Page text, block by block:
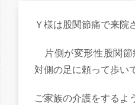
Ｙ様は股関節痛で来院
片側が変形性股関節
対側の足に頼って歩い
ご家族の介護をするよ